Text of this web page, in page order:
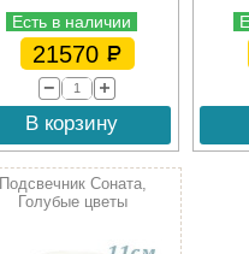
Есть в наличии
21570
В корзину
Подсвечник Соната,
Голубые цветы